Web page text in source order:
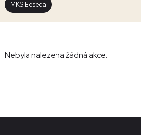
MKS Beseda
Nebyla nalezena žádná akce.